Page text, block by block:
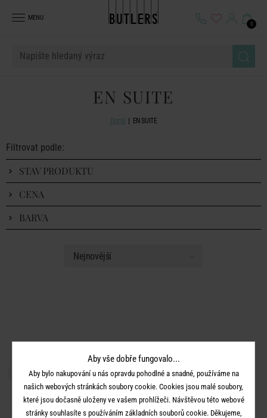
MENU
0
EN SUITE
Domů EN SUITE
Filtrovat podle:
STAV PRODUKTU
CENA
BARVA
Aby vše dobře fungovalo...
Aby bylo nakupování u nás opravdu pohodlné a snadné, používáme na
našich webových stránkách soubory cookie. Cookies jsou malé soubory,
které jsou dočasně uloženy ve vašem prohlížeči. Návštěvou této webové
stránky souhlasíte s používáním základních souborů cookie. Děkujeme,